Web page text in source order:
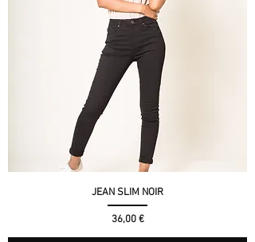
JEAN SLIM NOIR
Prix
36,00 €